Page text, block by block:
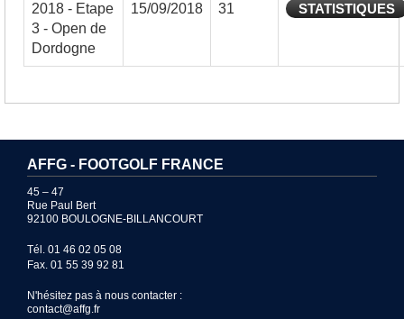
2018 - Etape
3 - Open de
Dordogne
15/09/2018 31 STATISTIQUES
AFFG - FOOTGOLF FRANCE
45 – 47
Rue Paul Bert
92100 BOULOGNE-BILLANCOURT
Tél. 01 46 02 05 08
Fax. 01 55 39 92 81
N'hésitez pas à nous contacter :
contact@affg.fr